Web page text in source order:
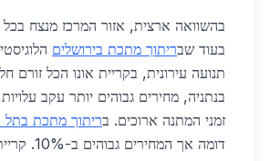
בהשוואה ארצית, אזור המרכז מנצח
בעוד שבריתוך מתכת בירושלים
תנועה עירונית, בקריית אונו הכל זורם
בנתניה, מחירים גבוהים יותר עקב
זמני המתנה ארוכים. בריתוך מתכת בתל
דומה אך